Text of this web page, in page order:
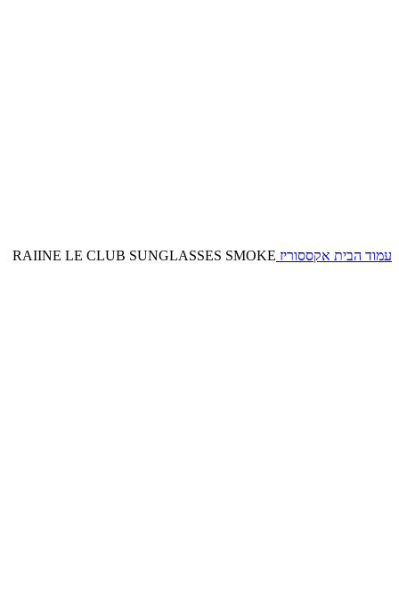
עמוד הבית אקססוריז RAIINE LE CLUB SUNGLASSES SMOKE